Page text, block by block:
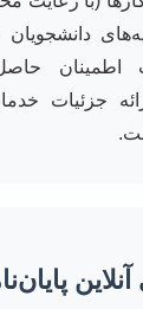
دانشجویان
اطمینان
جزئیات
آنلاین